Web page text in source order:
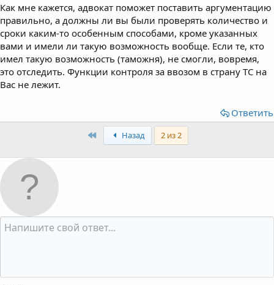
Как мне кажется, адвокат поможет поставить аргументацию
правильно, а должны ли вы были проверять количество и
сроки каким-то особенным способами, кроме указанных
вами и имели ли такую возможность вообще. Если те, кто
имел такую возможность (таможня), не смогли, вовремя,
это отследить. Функции контроля за ввозом в страну ТС на
Вас не лежит.
Ответить
First Назад 2 из 2